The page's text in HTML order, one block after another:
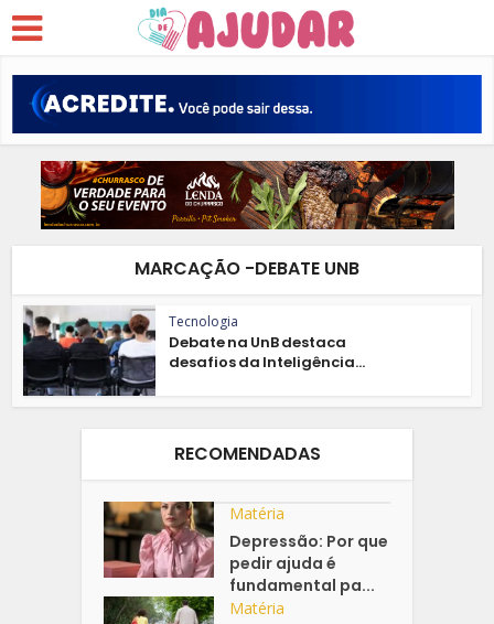
MARCAÇÃO -DEBATE UNB
Tecnologia
Debate na UnB destaca
desafios da Inteligência...
RECOMENDADAS
Matéria
Depressão: Por que
pedir ajuda é
fundamental pa...
Matéria